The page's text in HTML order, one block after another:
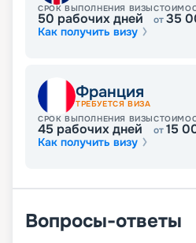
СРОК ВЫПОЛНЕНИЯ ВИЗЫ
50 рабочих дней от35
Как получить визу
Франция
ТРЕБУЕТСЯ ВИЗА
СРОК ВЫПОЛНЕНИЯ ВИЗЫ
45 рабочих дней от15
Как получить визу
Вопросы-ответы